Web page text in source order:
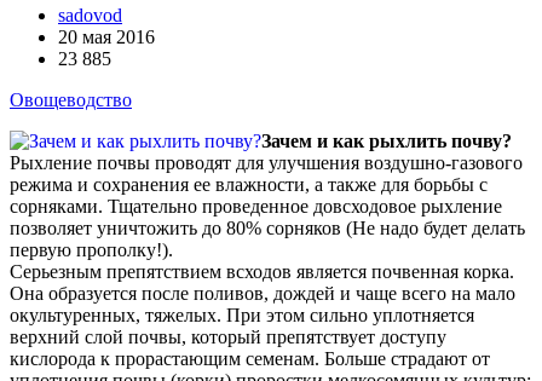
sadovod
20 мая 2016
23 885
Овощеводство
Зачем и как рыхлить почву?
Рыхление почвы проводят для улучшения воздушно-газового
режима и сохранения ее влажности, а также для борьбы с
сорняками. Тщательно проведенное довсходовое рыхление
позволяет уничтожить до 80% сорняков (Не надо будет делать
первую прополку!).
Серьезным препятствием всходов является почвенная корка.
Она образуется после поливов, дождей и чаще всего на мало
окультуренных, тяжелых. При этом сильно уплотняется
верхний слой почвы, который препятствует доступу
кислорода к прорастающим семенам. Больше страдают от